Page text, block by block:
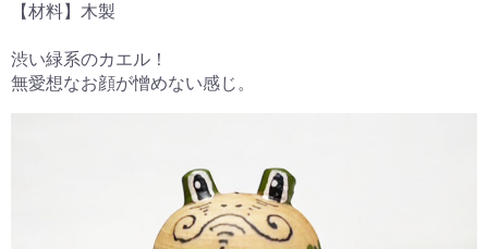
【材料】木製
渋い緑系のカエル！
無愛想なお顔が憎めない感じ。